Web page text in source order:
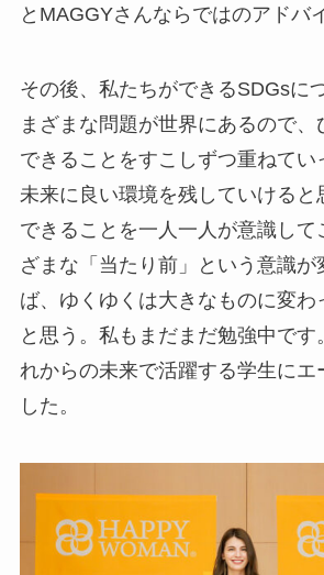
とMAGGYさんならではのアドバ
その後、私たちができるSDGsに
まざまな問題が世界にあるので
できることをすこしずつ重ねてい
未来に良い環境を残していけると
できることを一人一人が意識して
ざまな「当たり前」という意識が
ば、ゆくゆくは大きなものに変わ
と思う。私もまだまだ勉強中です
れからの未来で活躍する学生にエ
した。